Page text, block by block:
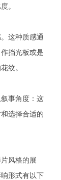
。
这种质感通
挡光板或是
纹。
事角度：这
选择合适的
风格的展
形式有以下